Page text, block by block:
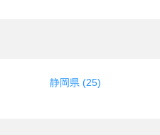
静岡県 (25)